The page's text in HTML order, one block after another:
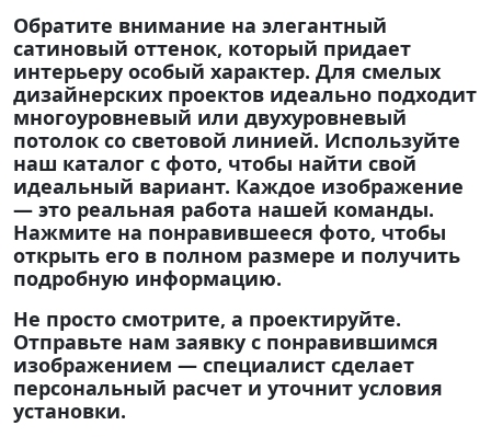
Обратите внимание на элегантный
сатиновый оттенок, который придает
интерьеру особый характер. Для смелых
дизайнерских проектов идеально подходит
многоуровневый или двухуровневый
потолок со световой линией. Используйте
наш каталог с фото, чтобы найти свой
идеальный вариант. Каждое изображение
— это реальная работа нашей команды.
Нажмите на понравившееся фото, чтобы
открыть его в полном размере и получить
подробную информацию.
Не просто смотрите, а проектируйте.
Отправьте нам заявку с понравившимся
изображением — специалист сделает
персональный расчет и уточнит условия
установки.